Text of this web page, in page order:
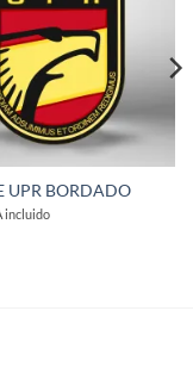
UPR BORDADO
incluido